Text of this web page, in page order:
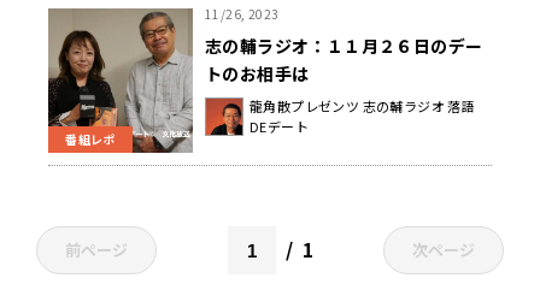
番組レポ
11/26, 2023
志の輔ラジオ：１１月２６日のデー
トのお相手は
龍角散プレゼンツ 志の輔ラジオ 落語
DEデート
前ページ 1 次ページ